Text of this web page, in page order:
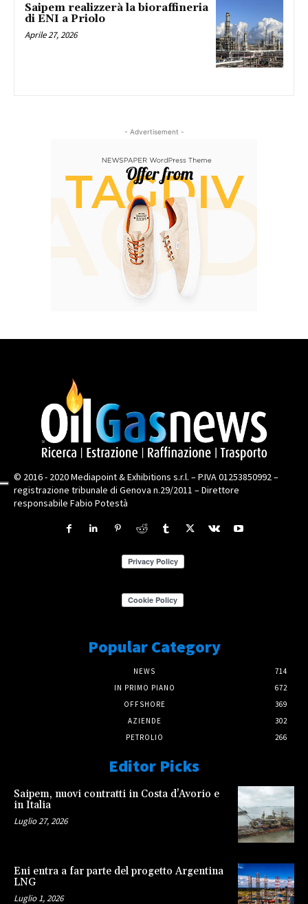
Saipem realizzerà la bioraffineria
di ENI a Priolo
Aprile 27, 2026
- Advertisement -
© 2016 - 2020 Mediapoint & Exhibitions s.r.l. – P.IVA 01253850992 –
registrazione tribunale di Genova n.29/2011 – Direttore
responsabile Fabio Potestà
Popular Category
NEWS
714
IN PRIMO PIANO
672
OFFSHORE
369
AZIENDE
302
PETROLIO
266
Editor Picks
Saipem, nuovi contratti in Costa d’Avorio e
in Italia
Luglio 27, 2026
Eni entra a far parte del progetto Argentina
LNG
Luglio 1, 2026